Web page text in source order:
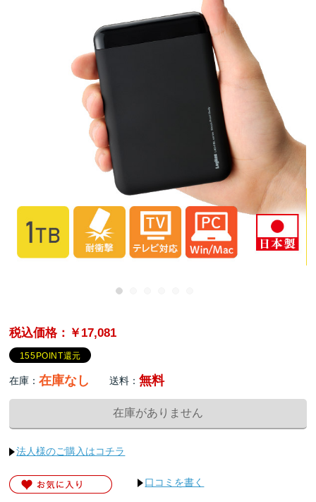
税込価格：￥17,081
155POINT還元
在庫：在庫なし 送料：無料
法人様のご購入はコチラ
口コミを書く